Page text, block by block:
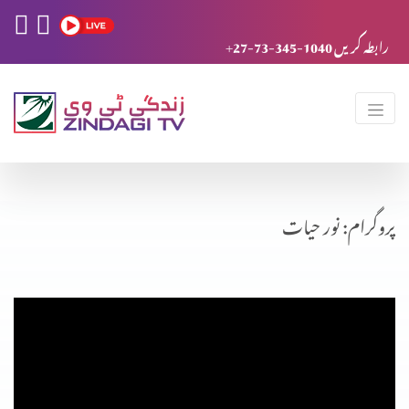
+27-73-345-1040 رابطہ کریں
پروگرام: نور حیات